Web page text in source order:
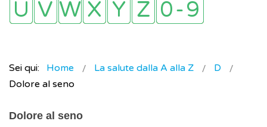
Sei qui: Home La salute dalla A alla Z
D
Dolore al seno
Dolore al seno